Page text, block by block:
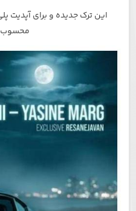
این ترک جدیده و برای آپدیت